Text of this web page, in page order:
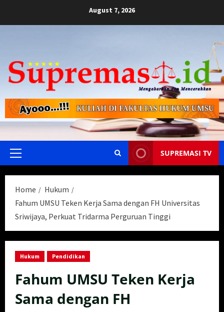
August 7, 2026
Primary
SUPREMASI TV
Home
Hukum
Fahum UMSU Teken Kerja Sama dengan FH Universitas
Sriwijaya, Perkuat Tridarma Perguruan Tinggi
Hukum Pendidikan
Fahum UMSU Teken Kerja
Sama dengan FH